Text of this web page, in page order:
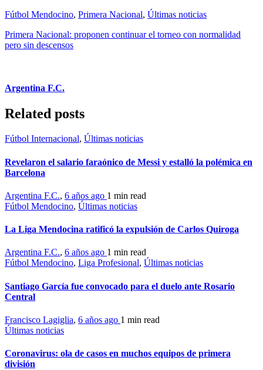
Fútbol Mendocino, Primera Nacional, Últimas noticias
Primera Nacional: proponen continuar el torneo con normalidad
pero sin descensos
Argentina F.C.
Related posts
Fútbol Internacional, Últimas noticias
Revelaron el salario faraónico de Messi y estalló la polémica en
Barcelona
Argentina F.C., 6 años ago 1 min read
Fútbol Mendocino, Últimas noticias
La Liga Mendocina ratificó la expulsión de Carlos Quiroga
Argentina F.C., 6 años ago 1 min read
Fútbol Mendocino, Liga Profesional, Últimas noticias
Santiago García fue convocado para el duelo ante Rosario
Central
Francisco Lagiglia, 6 años ago 1 min read
Últimas noticias
Coronavirus: ola de casos en muchos equipos de primera
división